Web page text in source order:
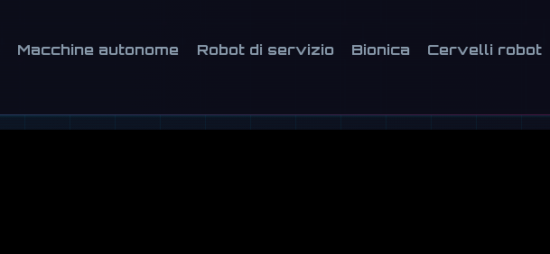
Macchine autonome Robot di servizio Bionica Cervelli robot